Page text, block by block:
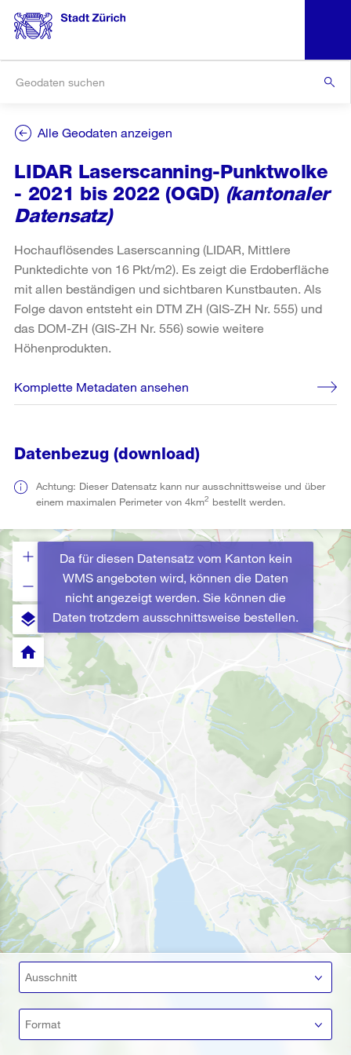
Alle Geodaten anzeigen
LIDAR Laserscanning-Punktwolke
- 2021 bis 2022 (OGD) (kantonaler
Datensatz)
Hochauflösendes Laserscanning (LIDAR, Mittlere
Punktedichte von 16 Pkt/m2). Es zeigt die Erdoberfläche
mit allen beständigen und sichtbaren Kunstbauten. Als
Folge davon entsteht ein DTM ZH (GIS-ZH Nr. 555) und
das DOM-ZH (GIS-ZH Nr. 556) sowie weitere
Höhenprodukten.
Komplette Metadaten ansehen
Datenbezug (download)
Achtung: Dieser Datensatz kann nur ausschnittsweise und über
einem maximalen Perimeter von 4km2 bestellt werden.
Da für diesen Datensatz vom Kanton kein
WMS angeboten wird, können die Daten
nicht angezeigt werden. Sie können die
Daten trotzdem ausschnittsweise bestellen.
layers
home
Ausschnitt
Format